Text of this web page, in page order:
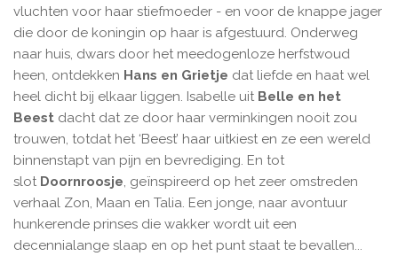
vluchten voor haar stiefmoeder - en voor de knappe jager
die door de koningin op haar is afgestuurd. Onderweg
naar huis, dwars door het meedogenloze herfstwoud
heen, ontdekken Hans en Grietje dat liefde en haat wel
heel dicht bij elkaar liggen. Isabelle uit Belle en het
Beest dacht dat ze door haar verminkingen nooit zou
trouwen, totdat het ‘Beest’ haar uitkiest en ze een wereld
binnenstapt van pijn en bevrediging. En tot
slot Doornroosje, geïnspireerd op het zeer omstreden
verhaal Zon, Maan en Talia. Een jonge, naar avontuur
hunkerende prinses die wakker wordt uit een
decennialange slaap en op het punt staat te bevallen...